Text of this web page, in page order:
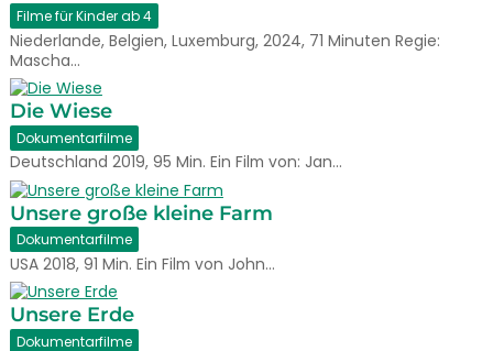
Filme für Kinder ab 4
Niederlande, Belgien, Luxemburg, 2024, 71 Minuten Regie:
Mascha…
Die Wiese
Dokumentarfilme
Deutschland 2019, 95 Min. Ein Film von: Jan…
Unsere große kleine Farm
Dokumentarfilme
USA 2018, 91 Min. Ein Film von John…
Unsere Erde
Dokumentarfilme